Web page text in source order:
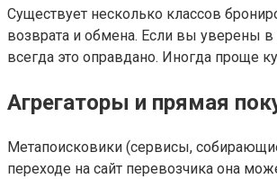
Существует несколько классов
возврата и обмена. Если вы уверены
всегда это оправдано. Иногда проще
Агрегаторы и прямая
Метапоисковики (сервисы,
переходе на сайт перевозчика она